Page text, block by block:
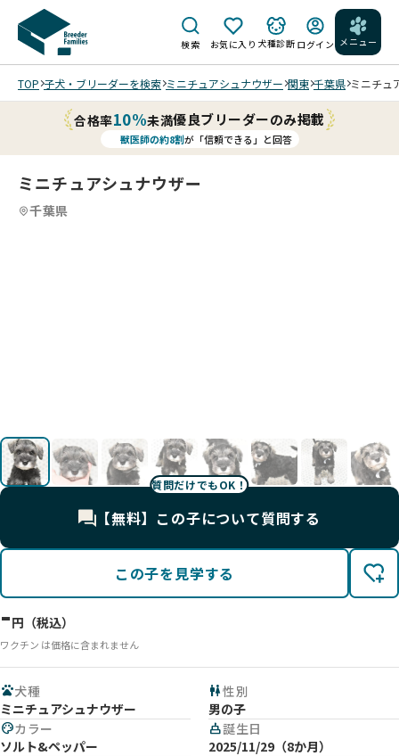
検索 お気に入り 犬種診断 ログイン メニュー
TOP 子犬・ブリーダーを検索 ミニチュアシュナウザー 関東 千葉県 ミニチュ
合格率10%未満優良ブリーダーのみ掲載
獣医師の約8割が「信頼できる」と回答
ミニチュアシュナウザー
千葉県
質問だけでもOK！
【無料】この子について質問する
この子を見学する
-円（税込）
ワクチン は価格に含まれません
pets犬種
ミニチュアシュナウザー
wc性別
男の子
paletteカラー
ソルト&ペッパー
cake誕生日
2025/11/29（8か月）